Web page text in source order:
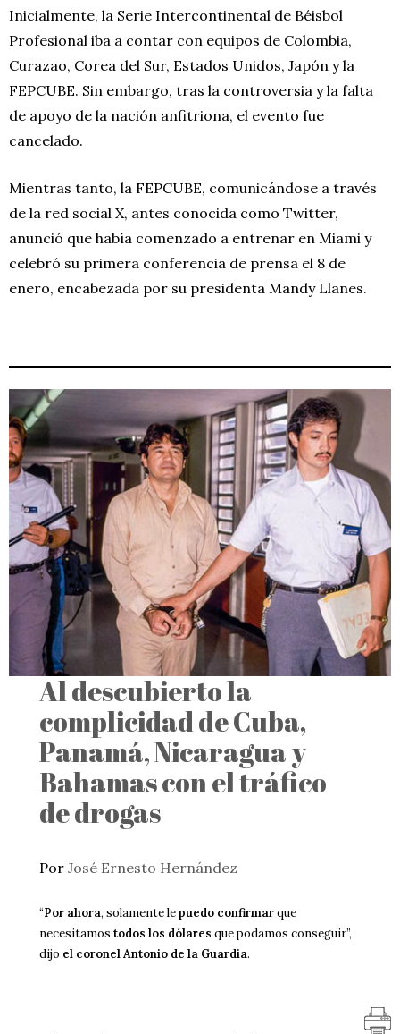
Inicialmente, la Serie Intercontinental de Béisbol
Profesional iba a contar con equipos de Colombia,
Curazao, Corea del Sur, Estados Unidos, Japón y la
FEPCUBE. Sin embargo, tras la controversia y la falta
de apoyo de la nación anfitriona, el evento fue
cancelado.
Mientras tanto, la FEPCUBE, comunicándose a través
de la red social X, antes conocida como Twitter,
anunció que había comenzado a entrenar en Miami y
celebró su primera conferencia de prensa el 8 de
enero, encabezada por su presidenta Mandy Llanes.
Al descubierto la
complicidad de Cuba,
Panamá, Nicaragua y
Bahamas con el tráfico
de drogas
PorJosé Ernesto Hernández
“Por ahora, solamente lepuedo confirmarque
necesitamostodos los dólares que podamos conseguir”,
dijo el coronel Antonio de la Guardia.